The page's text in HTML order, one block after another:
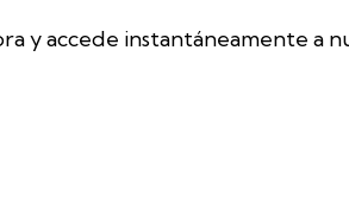
y accede instantáneamente a